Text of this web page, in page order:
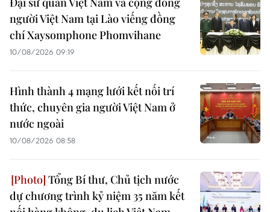
người Việt Nam tại Lào viếng đồng
chí Xaysomphone Phomvihane
10/08/2026 09:19
Hình thành 4 mạng lưới kết nối trí
thức, chuyên gia người Việt Nam ở
nước ngoài
10/08/2026 08:58
Tổng Bí thư, Chủ tịch nước
dự chương trình kỷ niệm 35 năm kết